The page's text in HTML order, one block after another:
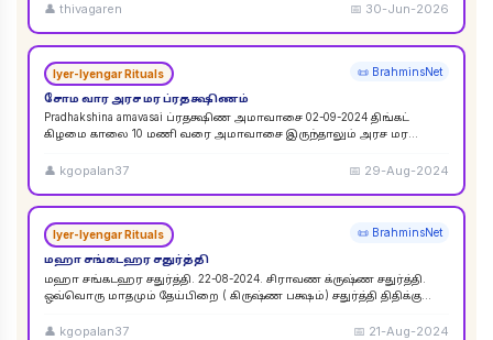
👤 thivagaren 📅 30-Jun-2026
Iyer-Iyengar Rituals 📜 BrahminsNet
சோம வார அரச மர ப்ரதக்ஷிணம்
Pradhakshina amavasai ப்ரதக்ஷிண அமாவாசை 02-09-2024 திங்கட்
கிழமை காலை 10 மணி வரை அமாவாசை இருந்தாலும் அரச மர
👤 kgopalan37 📅 29-Aug-2024
Iyer-Iyengar Rituals 📜 BrahminsNet
மஹா சங்கடஹர சதுர்த்தி
மஹா சங்கடஹர சதுர்த்தி. 22-08-2024. சிராவண க்ருஷ்ண சதுர்த்தி.
ஒவ்வொரு மாதமும் தேய்பிறை ( கிருஷ்ண பக்ஷம்) சதுர்த்தி திதிக்கு
👤 kgopalan37 📅 21-Aug-2024